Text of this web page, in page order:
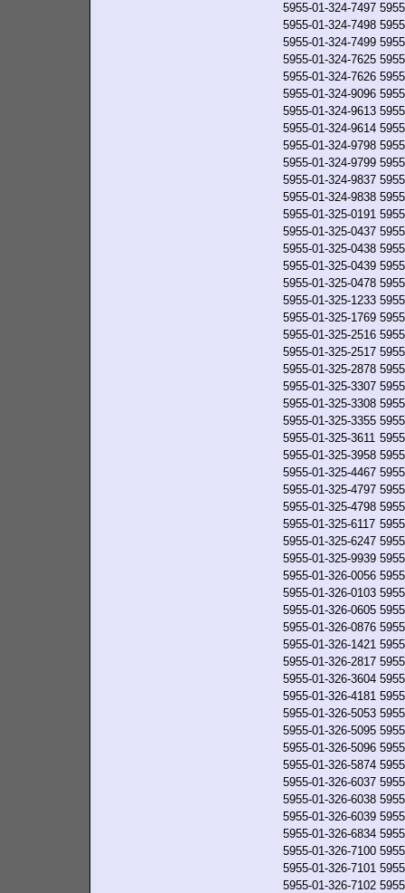
5955-01-324-7497
5955-01-324-7498
5955-01-324-7499
5955-01-324-7625
5955-01-324-7626
5955-01-324-9096
5955-01-324-9613
5955-01-324-9614
5955-01-324-9798
5955-01-324-9799
5955-01-324-9837
5955-01-324-9838
5955-01-325-0191
5955-01-325-0437
5955-01-325-0438
5955-01-325-0439
5955-01-325-0478
5955-01-325-1233
5955-01-325-1769
5955-01-325-2516
5955-01-325-2517
5955-01-325-2878
5955-01-325-3307
5955-01-325-3308
5955-01-325-3355
5955-01-325-3611
5955-01-325-3958
5955-01-325-4467
5955-01-325-4797
5955-01-325-4798
5955-01-325-6117
5955-01-325-6247
5955-01-325-9939
5955-01-326-0056
5955-01-326-0103
5955-01-326-0605
5955-01-326-0876
5955-01-326-1421
5955-01-326-2817
5955-01-326-3604
5955-01-326-4181
5955-01-326-5053
5955-01-326-5095
5955-01-326-5096
5955-01-326-5874
5955-01-326-6037
5955-01-326-6038
5955-01-326-6039
5955-01-326-6834
5955-01-326-7100
5955-01-326-7101
5955-01-326-7102